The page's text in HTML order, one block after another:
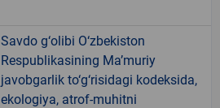
Savdo g‘olibi O‘zbekiston
Respublikasining Ma’muriy
javobgarlik to‘g‘risidagi kodeksida,
ekologiya, atrof-muhitni